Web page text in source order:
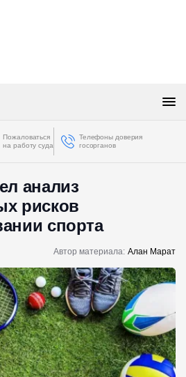
Пожаловаться
на работу суда
Телефоны доверия
госорганов
анализ
рисков
спорта
Автор материала: Алан Марат